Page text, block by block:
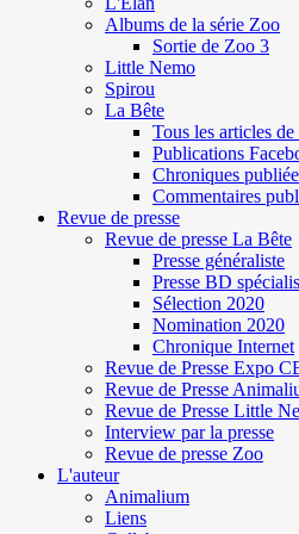
Albums de la série Zoo
Sortie de Zoo 3
Little Nemo
Spirou
La Bête
Tous les articles
Publications
Chroniques
Commentaires
Revue de presse
Revue de presse La Bête
Presse généraliste
Presse BD
Sélection 2020
Nomination 2020
Chronique Internet
Revue de Presse Expo
Revue de Presse
Revue de Presse Little
Interview par la presse
Revue de presse Zoo
L'auteur
Animalium
Liens